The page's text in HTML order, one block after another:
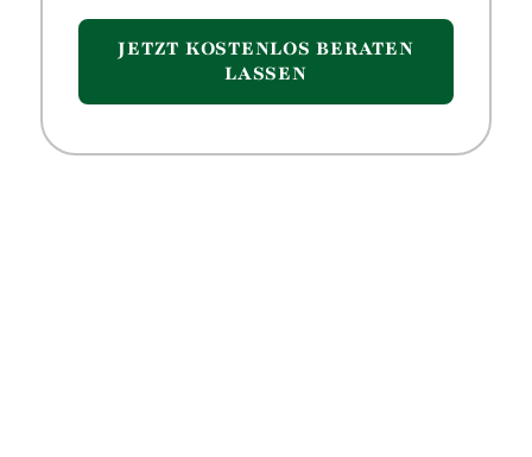
JETZT KOSTENLOS BERATEN
LASSEN